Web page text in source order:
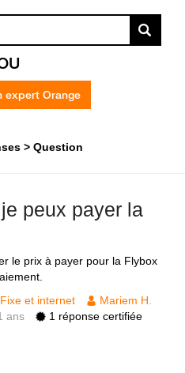
expert Orange
Question
peux payer la
le prix à payer pour la Flybox
Fixe et internet
Mariem H.
ans
1 réponse certifiée